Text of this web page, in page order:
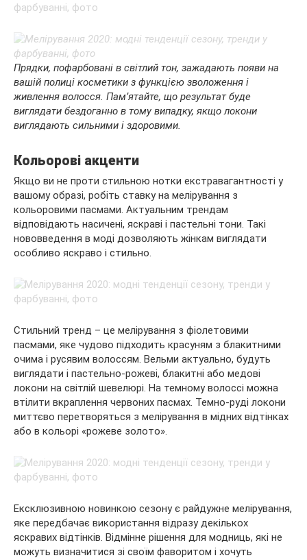
Прядки, пофарбовані в світлий тон, зажадають появи на
вашій полиці косметики з функцією зволоження і
живлення волосся. Пам’ятайте, що результат буде
виглядати бездоганно в тому випадку, якщо локони
виглядають сильними і здоровими.
Кольорові акценти
Якщо ви не проти стильною нотки екстравагантності у
вашому образі, робіть ставку на мелірування з
кольоровими пасмами. Актуальним трендам
відповідають насичені, яскраві і пастельні тони. Такі
нововведення в моді дозволяють жінкам виглядати
особливо яскраво і стильно.
Стильний тренд – це мелірування з фіолетовими
пасмами, яке чудово підходить красуням з блакитними
очима і русявим волоссям. Вельми актуально, будуть
виглядати і пастельно-рожеві, блакитні або медові
локони на світлій шевелюрі. На темному волоссі можна
втілити вкраплення червоних пасмах. Темно-руді локони
миттєво перетворяться з мелірування в мідних відтінках
або в кольорі «рожеве золото».
Ексклюзивною новинкою сезону є райдужне мелірування,
яке передбачає використання відразу декількох
яскравих відтінків. Відмінне рішення для модниць, які не
можуть визначитися зі своїм фаворитом і хочуть